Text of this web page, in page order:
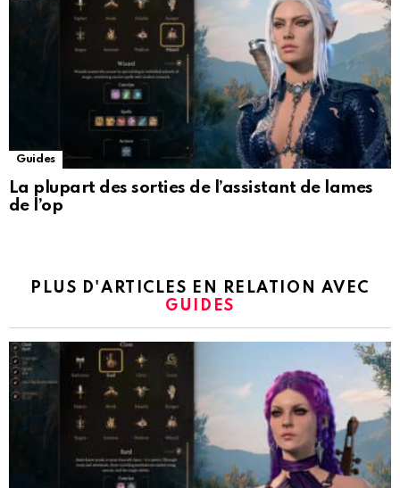
Guides
La plupart des sorties de l’assistant de lames
de l’op
PLUS D'ARTICLES EN RELATION AVEC
GUIDES